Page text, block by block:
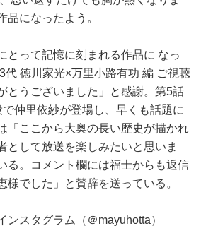
品になったよう。
って記憶に刻まれる作品に なっ
代 徳川家光×万里小路有功 編 ご視聴
とうございました」と感謝。第5話
仲里依紗が登場し、早くも話題に
「ここから大奥の長い歴史が描かれ
として放送を楽しみたいと思いま
る。コメント欄には福士からも返信
様でした」と賛辞を送っている。
ンスタグラム（＠mayuhotta）